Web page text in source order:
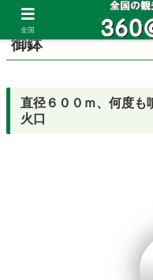
ホーム 宮崎県 高
御鉢
直径６００ｍ、何度も
火口
全国